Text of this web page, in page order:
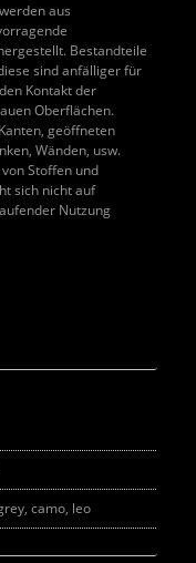
aus
Bestandteile
sind anfälliger für
Kontakt der
Oberflächen.
geöffneten
Wänden, usw.
Stoffen und
sich nicht auf
Nutzung
camo, leo